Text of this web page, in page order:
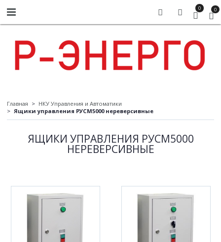
0 0
Главная
НКУ Управления и Автоматики
Ящики управления РУСМ5000 нереверсивные
ЯЩИКИ УПРАВЛЕНИЯ РУСМ5000
НЕРЕВЕРСИВНЫЕ